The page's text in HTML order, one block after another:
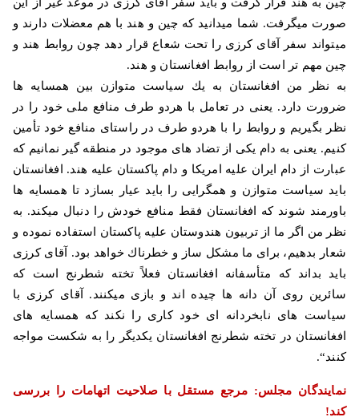
صورت میگرفت. شما میدانید كه چین و هند با هم معضلات دارند و
میتواند سفر آقای كرزی را تحت شعاع قرار دهد چون روابط هند و
چین مهم تر است از روابط افغانستان و هند.
به نظر من افغانستان به یك سیاست متوازن بین همسایه ها
ضرورت دارد. یعنی در تعامل با هردو طرف منافع ملی خود را در
نظر بگیریم و روابط را با هردو طرف در راستای منافع خود تأمین
كنیم. یعنی به دام یكی از تضاد های موجود در منطقه گیر نمانیم كه
عبارت از دام ایران علیه امریكا و دام پاكستان علیه هند. افغانستان
باید سیاست متوازن و همگرایی را باید عیار بسازد تا همسایه ها
باورمند شوند كه افغانستان فقط منافع خودش را دنبال میكند. به
نظر من اگر ما از تربیون هندوستان علیه پاكستان استفاده نموده و
شعار بدهیم، برای ما مشكل ساز و خطرناك خواهد بود. آقای كرزی
باید بداند كه متأسفانه افغانستان فعلاً تخته شطرنج است كه
سائرین روی آن دانه ها چیده اند و بازی میكنند. آقای كرزی با
سیاست های نابخردانه ای خود كاری را نكند كه همسایه های
افغانستان در تخته شطرنج افغانستان یكدیگر را به شكست مواجه
كنند“.
نمایندگان مجلس: مرجع مستقل با صلاحیت اتهامات را بررسی
كند!